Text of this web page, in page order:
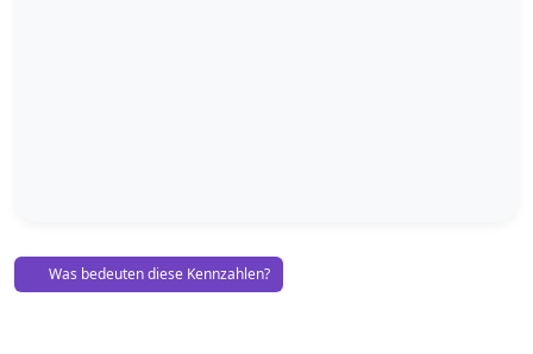
Was bedeuten diese Kennzahlen?